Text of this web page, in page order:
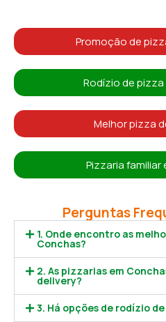
Promoção de
Rodízio de
Melhor pizza
Pizzaria familiar
Perguntas
1. Onde encontro as
Conchas?
2. As pizzarias em
delivery?
3. Há opções de rodízio